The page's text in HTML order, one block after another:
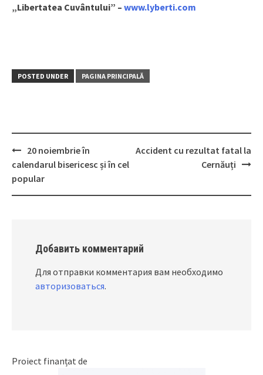
„Libertatea Cuvântului” – www.lyberti.com
POSTED UNDER PAGINA PRINCIPALĂ
Post
navigation
20 noiembrie în
calendarul bisericesc și în cel
popular
Accident cu rezultat fatal la
Cernăuți
Добавить комментарий
Для отправки комментария вам необходимо
авторизоваться.
Proiect finanțat de